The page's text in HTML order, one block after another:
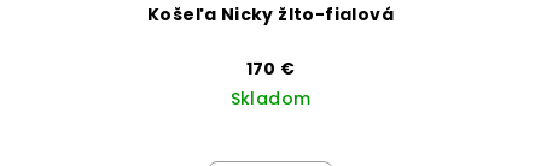
Košeľa Nicky žlto-fialová
170 €
Skladom